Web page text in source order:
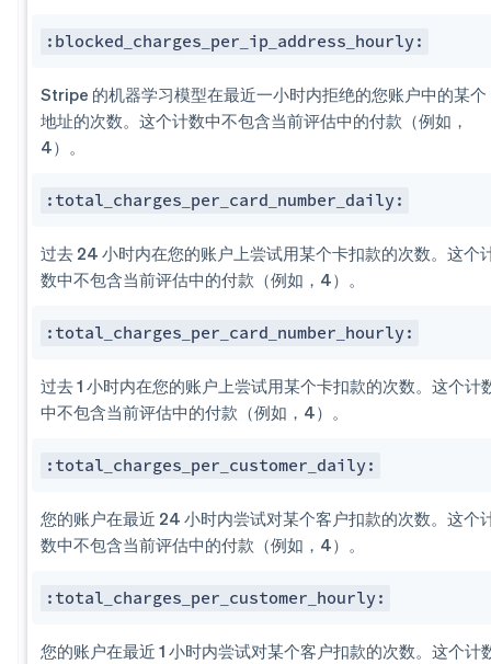
:blocked_charges_per​_ip_address_hourly:
Stripe 的机器学习模型在最近一小时内拒绝的您账户中的某个
地址的次数。这个计数中不包含当前评估中的付款（例如，
4）。
:total_charges_per​_card_number_daily:
过去 24 小时内在您的账户上尝试用某个卡扣款的次数。这个
数中不包含当前评估中的付款（例如，4）。
:total_charges_per​_card_number_hourly:
过去 1 小时内在您的账户上尝试用某个卡扣款的次数。这个计
中不包含当前评估中的付款（例如，4）。
:total_charges_per​_customer_daily:
您的账户在最近 24 小时内尝试对某个客户扣款的次数。这个
数中不包含当前评估中的付款（例如，4）。
:total_charges_per​_customer_hourly:
您的账户在最近 1 小时内尝试对某个客户扣款的次数。这个计